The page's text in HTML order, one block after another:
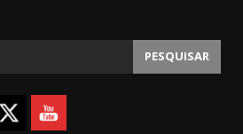
PESQUISAR